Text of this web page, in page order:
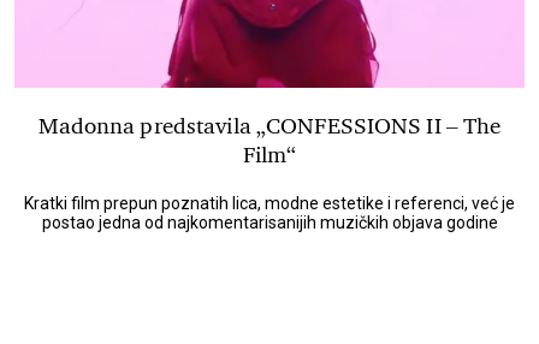
Madonna predstavila „CONFESSIONS II – The
Film“
Kratki film prepun poznatih lica, modne estetike i referenci, već je
postao jedna od najkomentarisanijih muzičkih objava godine